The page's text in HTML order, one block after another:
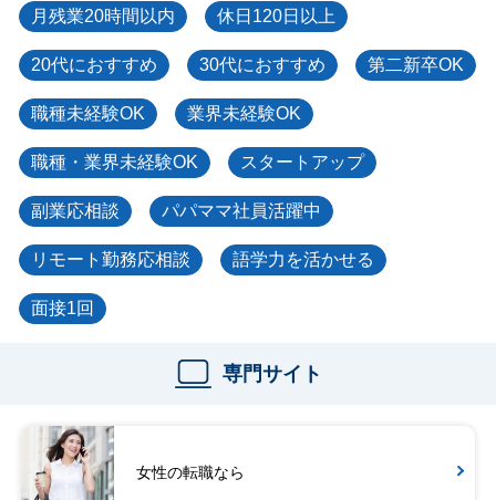
月残業20時間以内 休日120日以上
20代におすすめ 30代におすすめ 第二新卒OK
職種未経験OK 業界未経験OK
職種・業界未経験OK スタートアップ
副業応相談 パパママ社員活躍中
リモート勤務応相談 語学力を活かせる
面接1回
専門サイト
女性の転職なら